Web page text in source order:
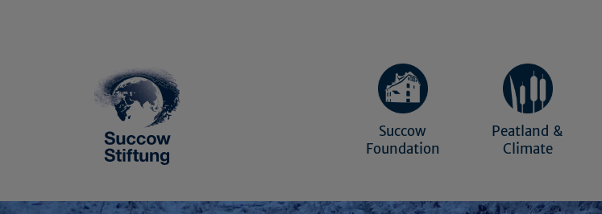
Succow
Foundation
Peatland &
Climate